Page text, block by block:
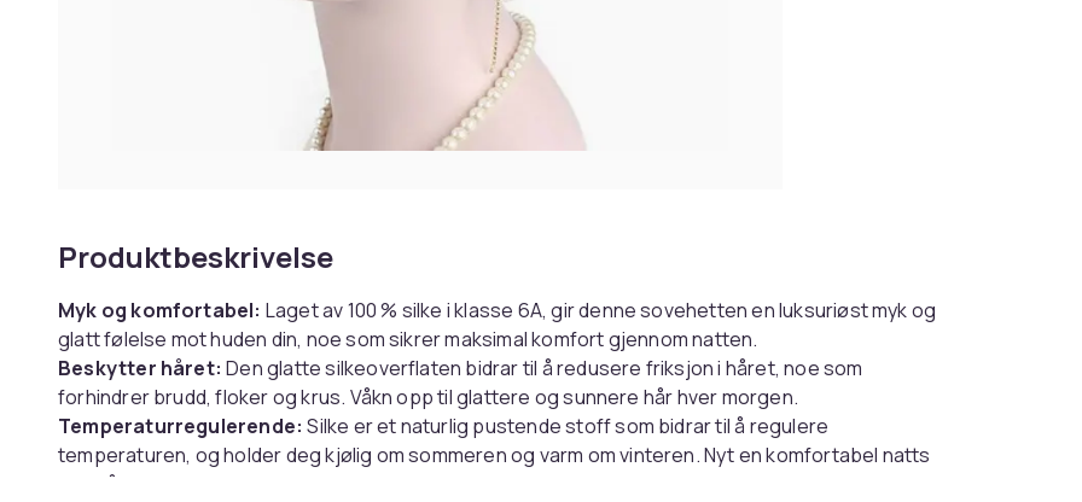
Produktbeskrivelse
Myk og komfortabel: Laget av 100 % silke i klasse 6A, gir denne sovehetten en luksuriøst myk og
glatt følelse mot huden din, noe som sikrer maksimal komfort gjennom natten.
Beskytter håret: Den glatte silkeoverflaten bidrar til å redusere friksjon i håret, noe som
forhindrer brudd, floker og krus. Våkn opp til glattere og sunnere hår hver morgen.
Temperaturregulerende: Silke er et naturlig pustende stoff som bidrar til å regulere
temperaturen, og holder deg kjølig om sommeren og varm om vinteren. Nyt en komfortabel natts
søvn året rundt.